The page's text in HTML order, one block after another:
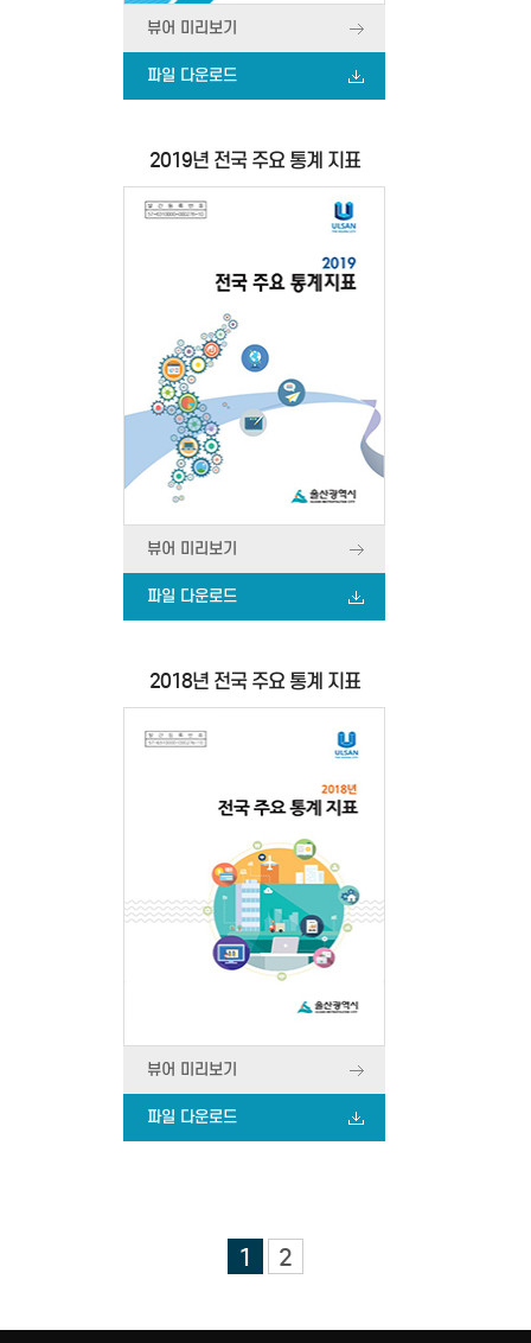
뷰어 미리보기
파일 다운로드
2019년 전국 주요 통계 지표
뷰어 미리보기
파일 다운로드
2018년 전국 주요 통계 지표
뷰어 미리보기
파일 다운로드
1 2